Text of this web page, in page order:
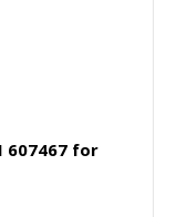
607467 for